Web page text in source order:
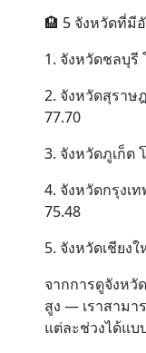
🏨 5 จังหวัดที่มี
1. จังหวัดชลบุรี
2. จังหวัดสุราษ
77.70
3. จังหวัดภูเก็ต
4. จังหวัดกรุงเ
75.48
5. จังหวัดเชียง
จากการดูจังหวั
สูง — เราสาม
แต่ละช่วงได้แบ